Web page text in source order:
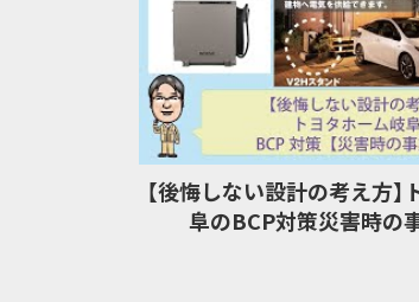
【後悔しない設計の考え方
阜のBCP対策災害時の